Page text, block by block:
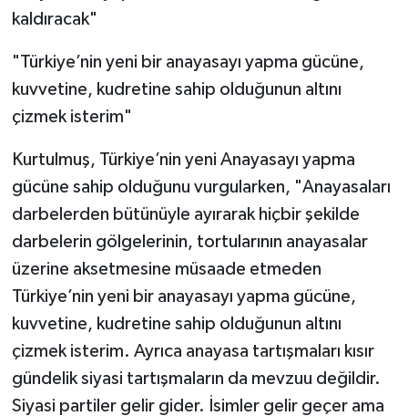
"Türkiye’nin yeni bir anayasayı yapma gücüne,
kuvvetine, kudretine sahip olduğunun altını
çizmek isterim"
Kurtulmuş, Türkiye’nin yeni Anayasayı yapma
gücüne sahip olduğunu vurgularken, "Anayasaları
darbelerden bütünüyle ayırarak hiçbir şekilde
darbelerin gölgelerinin, tortularının anayasalar
üzerine aksetmesine müsaade etmeden
Türkiye’nin yeni bir anayasayı yapma gücüne,
kuvvetine, kudretine sahip olduğunun altını
çizmek isterim. Ayrıca anayasa tartışmaları kısır
gündelik siyasi tartışmaların da mevzuu değildir.
Siyasi partiler gelir gider. İsimler gelir geçer ama